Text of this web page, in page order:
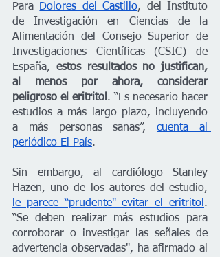
Para Dolores del Castillo, del Instituto
de Investigación en Ciencias de la
Alimentación del Consejo Superior de
Investigaciones Científicas (CSIC) de
España, estos resultados no justifican,
al menos por ahora, considerar
peligroso el eritritol . “Es necesario hacer
estudios a más largo plazo, incluyendo
a más personas sanas”, cuenta al
periódico El País.
Sin embargo, al cardiólogo Stanley
le parece “prudente" evitar el eritritol .
“Se deben realizar más estudios para
corroborar o investigar las señales de
advertencia observadas", ha afirmado al